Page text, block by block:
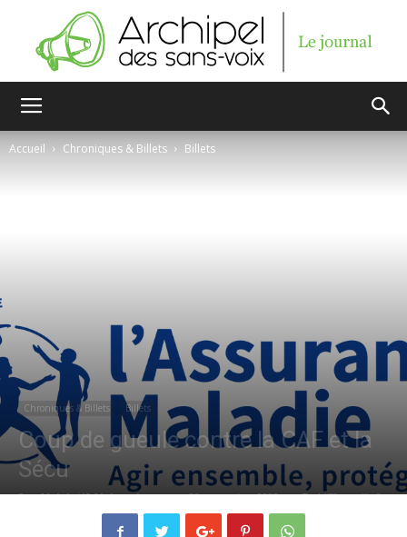
voix
Accueil Chroniques & Billets Billets
Chroniques & Billets Billets
Coup de gueule contre la CAF et la
Sécu
Par Abdelatif Abderrahmane - 30 novembre 2023 1473 0